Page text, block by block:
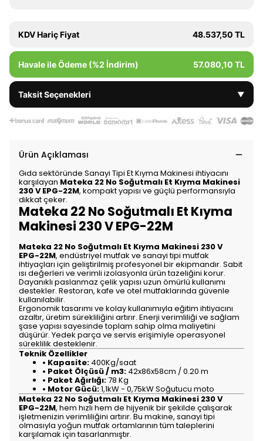
KDV Hariç Fiyat 48.537,50 TL
Havale ile Ödeme (%2 İndirim) 57.080,10 TL
Taksit Seçenekleri ▼
Ürün Açıklaması
Gıda sektöründe Sanayi Tipi Et Kıyma Makinesi ihtiyacını
karşılayan Mateka 22 No Soğutmalı Et Kıyma Makinesi
230 V EPG-22M, kompakt yapısı ve güçlü performansıyla
dikkat çeker.
Mateka 22 No Soğutmalı Et Kıyma
Makinesi 230 V EPG-22M
Mateka 22 No Soğutmalı Et Kıyma Makinesi 230 V
EPG-22M, endüstriyel mutfak ve sanayi tipi mutfak
ihtiyaçları için geliştirilmiş profesyonel bir ekipmandır. Sabit
ısı değerleri ve verimli izolasyonla ürün tazeliğini korur.
Dayanıklı paslanmaz çelik yapısı uzun ömürlü kullanımı
destekler. Restoran, kafe ve otel mutfaklarında güvenle
kullanılabilir.
Ergonomik tasarımı ve kolay kullanımıyla eğitim ihtiyacını
azaltır, üretim sürekliliğini artırır. Enerji verimliliği ve sağlam
şase yapısı sayesinde toplam sahip olma maliyetini
düşürür. Yedek parça ve servis erişimiyle operasyonel
süreklilik desteklenir.
Teknik Özellikler
• Kapasite: 400Kg/saat
• Paket Ölçüsü / m3: 42x86x58cm / 0.20 m
• Paket Ağırlığı:78 Kg
• Motor Gücü:1,1kW - 0,75kW Soğutucu moto
Mateka 22 No Soğutmalı Et Kıyma Makinesi 230 V
EPG-22M, hem hızlı hem de hijyenik bir şekilde çalışarak
işletmenizin verimliliğini artırır. Bu makine, sanayi tipi
olmasıyla yoğun mutfak ortamlarının tüm taleplerini
karşılamak için tasarlanmıştır.